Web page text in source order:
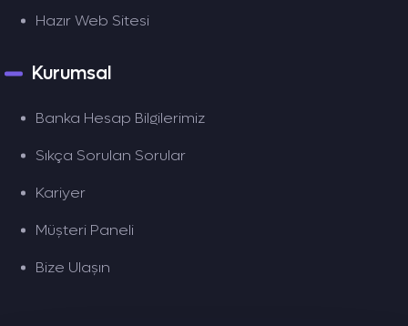
Hazır Web Sitesi
Kurumsal
Banka Hesap Bilgilerimiz
Sıkça Sorulan Sorular
Kariyer
Müşteri Paneli
Bize Ulaşın